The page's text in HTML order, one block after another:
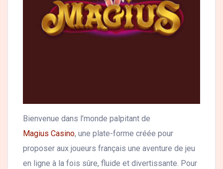
Bienvenue dans l’monde palpitant de
Magius Casino, une plate-forme créée pour
proposer aux joueurs français une aventure de jeu
en ligne à la fois sûre, fluide et divertissante. Pour